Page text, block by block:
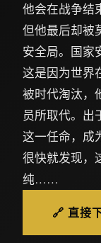
他会在战争结
但他最后却被
安全局。国家
这是因为世界
被时代淘汰，
员所取代。出
这一任命，成
很快就发现，
纯……
🔗 直接